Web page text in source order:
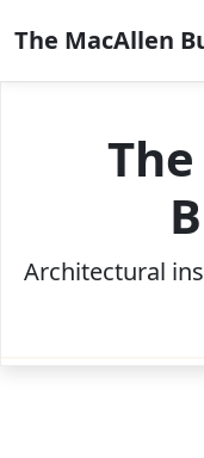
to
content
The MacAllen
Architectural